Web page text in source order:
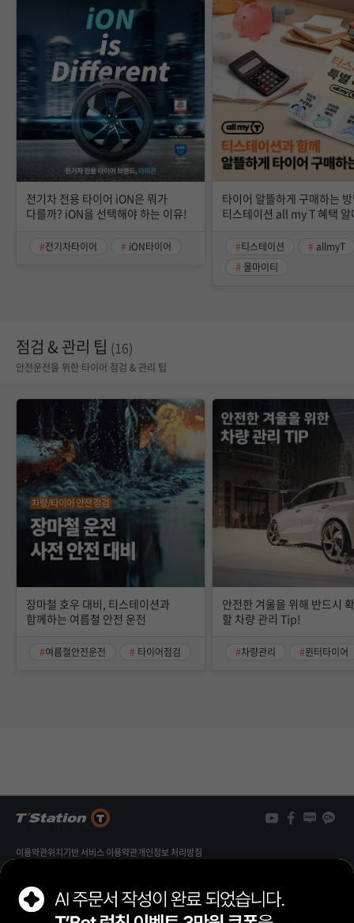
전기차 전용 타이어 iON은 뭐가
다를까? iON을 선택해야 하는 이유!
전기차타이어 iON타이어
타이어 알뜰하게 구매하는
티스테이션 all my T 혜택 알
티스테이션
allmyT
올마이티
점검 & 관리 팁 (16)
안전운전을 위한 타이어 점검 & 관리 팁
장마철 호우 대비, 티스테이션과
함께하는 여름철 안전 운전
여름철안전운전 타이어점검
안전한 겨울을 위해 반드시
할 차량 관리 Tip!
차량관리 윈터타이어
이용약관위치기반 서비스 이용약관개인정보 처리방침